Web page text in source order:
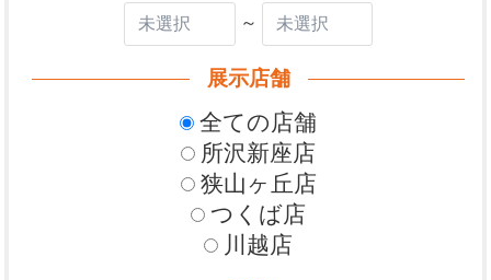
～
展示店舗
全ての店舗
所沢新座店
狭山ヶ丘店
つくば店
川越店